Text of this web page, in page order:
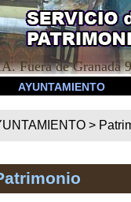
Fuera de Granada
AYUNTAMIENTO
>